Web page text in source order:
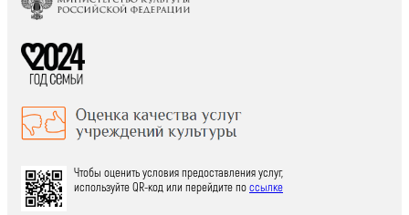
Чтобы оценить условия предоставления услуг,
используйте QR-код или перейдите поссылке